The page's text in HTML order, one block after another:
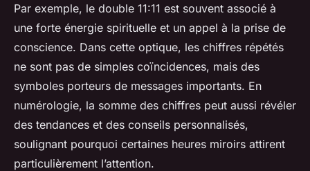
Par exemple, le double 11:11 est souvent associé à
une forte énergie spirituelle et un appel à la prise de
conscience. Dans cette optique, les chiffres répétés
ne sont pas de simples coïncidences, mais des
symboles porteurs de messages importants. En
numérologie, la somme des chiffres peut aussi révéler
des tendances et des conseils personnalisés,
soulignant pourquoi certaines heures miroirs attirent
particulièrement l’attention.